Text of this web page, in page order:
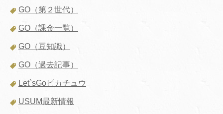
GO（第２世代）
GO（課金一覧）
GO（豆知識）
GO（過去記事）
Let`sGoピカチュウ
USUM最新情報